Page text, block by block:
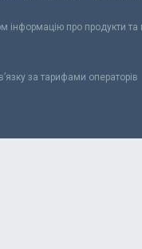
інформацію про продукти
за тарифами операторів